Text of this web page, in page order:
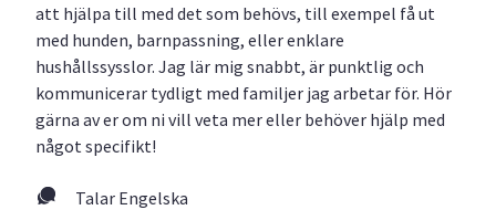
att hjälpa till med det som behövs, till exempel få ut
med hunden, barnpassning, eller enklare
hushållssysslor. Jag lär mig snabbt, är punktlig och
kommunicerar tydligt med familjer jag arbetar för. Hör
gärna av er om ni vill veta mer eller behöver hjälp med
något specifikt!
Talar Engelska